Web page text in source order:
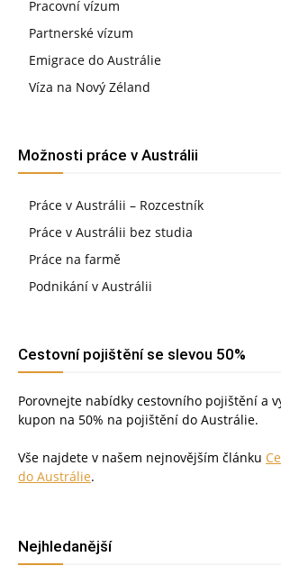
Pracovní vízum
Partnerské vízum
Emigrace do Austrálie
Víza na Nový Zéland
Možnosti práce v Austrálii
Práce v Austrálii – Rozcestník
Práce v Austrálii bez studia
Práce na farmě
Podnikání v Austrálii
Cestovní pojištění se slevou 50%
Porovnejte nabídky cestovního pojištění a
kupon na 50% na pojištění do Austrálie.
Vše najdete v našem nejnovějším článku
do Austrálie.
Nejhledanější